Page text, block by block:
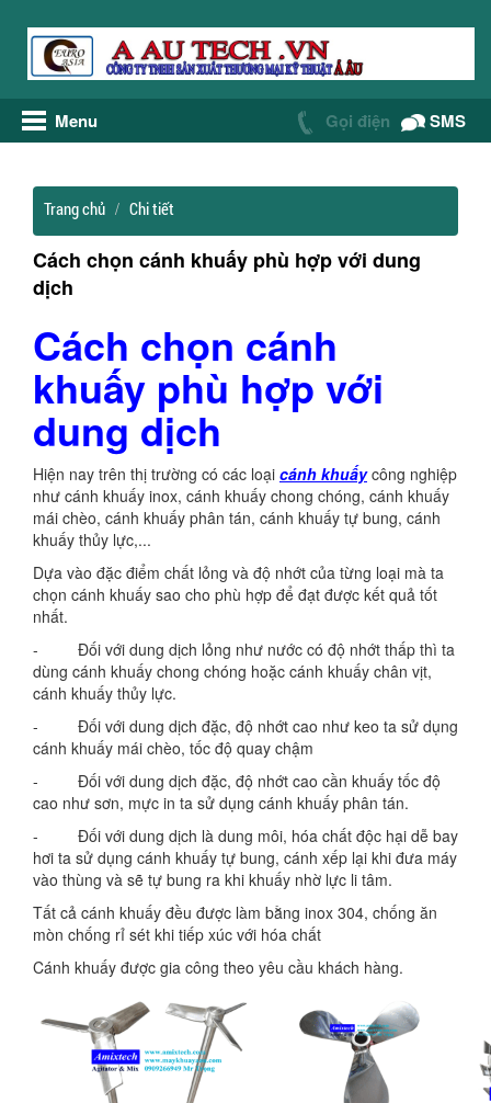
Menu Gọi điện SMS
Trang chủ Chi tiết
Cách chọn cánh khuấy phù hợp với dung
dịch
Cách chọn cánh
khuấy phù hợp với
dung dịch
Hiện nay trên thị trường có các loại cánh khuấycông nghiệp
như cánh khuấy inox, cánh khuấy chong chóng, cánh khuấy
mái chèo, cánh khuấy phân tán, cánh khuấy tự bung, cánh
khuấy thủy lực,...
Dựa vào đặc điểm chất lỏng và độ nhớt của từng loại mà ta
chọn cánh khuấy sao cho phù hợp để đạt được kết quả tốt
nhất.
- Đối với dung dịch lỏng như nước có độ nhớt thấp thì ta
dùng cánh khuấy chong chóng hoặc cánh khuấy chân vịt,
cánh khuấy thủy lực.
- Đối với dung dịch đặc, độ nhớt cao như keo ta sử dụng
cánh khuấy mái chèo, tốc độ quay chậm
- Đối với dung dịch đặc, độ nhớt cao cần khuấy tốc độ
cao như sơn, mực in ta sử dụng cánh khuấy phân tán.
- Đối với dung dịch là dung môi, hóa chất độc hại dễ bay
hơi ta sử dụng cánh khuấy tự bung, cánh xếp lại khi đưa máy
vào thùng và sẽ tự bung ra khi khuấy nhờ lực li tâm.
Tất cả cánh khuấy đều được làm bằng inox 304, chống ăn
mòn chống rỉ sét khi tiếp xúc với hóa chất
Cánh khuấy được gia công theo yêu cầu khách hàng.